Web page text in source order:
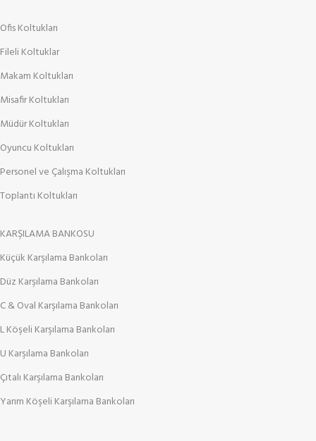
Ofis Koltukları
Fileli Koltuklar
Makam Koltukları
Misafir Koltukları
Müdür Koltukları
Oyuncu Koltukları
Personel ve Çalışma Koltukları
Toplantı Koltukları
KARŞILAMA BANKOSU
Küçük Karşılama Bankoları
Düz Karşılama Bankoları
C & Oval Karşılama Bankoları
L Köşeli Karşılama Bankoları
U Karşılama Bankoları
Çıtalı Karşılama Bankoları
Yarım Köşeli Karşılama Bankoları